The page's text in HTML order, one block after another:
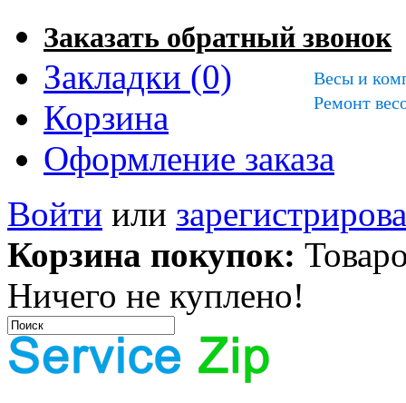
Заказать обратный звонок
Закладки (0)
Корзина
Оформление заказа
Войти или
Весы и
Ремонт
Корзина покупок:
Ничего не куплено!